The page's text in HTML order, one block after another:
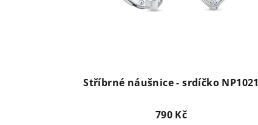
Stříbrné náušnice - srdíčko NP1021
790 Kč